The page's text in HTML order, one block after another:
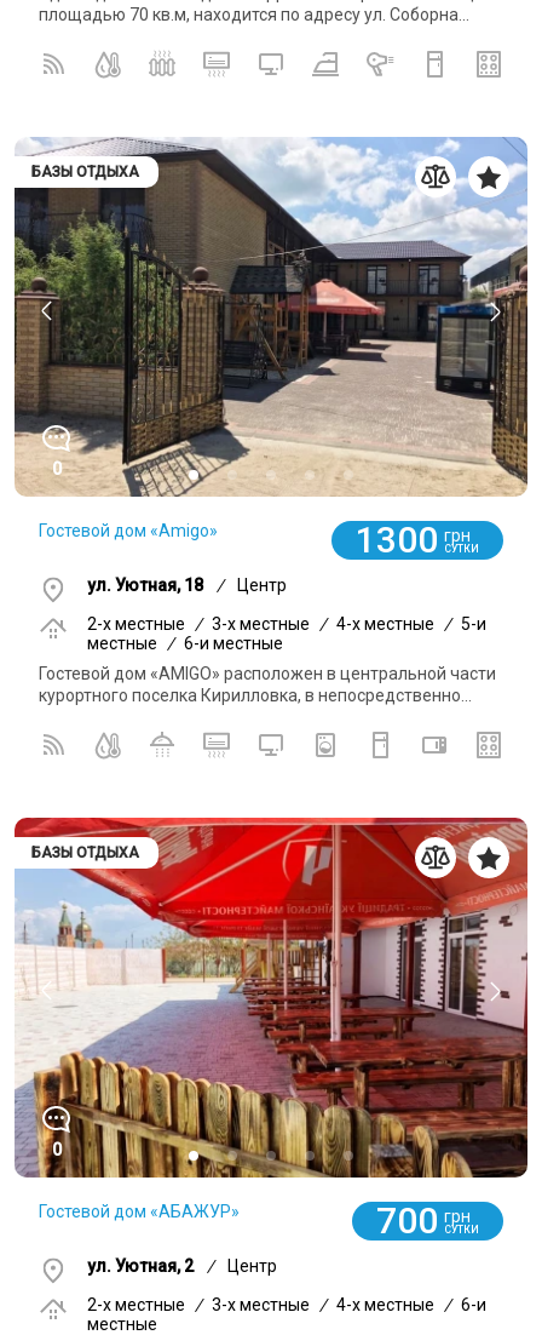
площадью 70 кв.м, находится по адресу ул. Соборна...
БАЗЫ ОТДЫХА
0
Гостевой дом «Amigo» 1300 грн
СУТКИ
ул. Уютная, 18 /
Центр
2-x местные
/ 3-x местные / 4-x местные / 5-и
местные
/ 6-и местные
Гостевой дом «AMIGO» расположен в центральной части
курортного поселка Кирилловка, в непосредственно...
БАЗЫ ОТДЫХА
0
Гостевой дом «АБАЖУР» 700 грн
СУТКИ
ул. Уютная, 2 /
Центр
2-x местные
/ 3-x местные / 4-x местные / 6-и
местные